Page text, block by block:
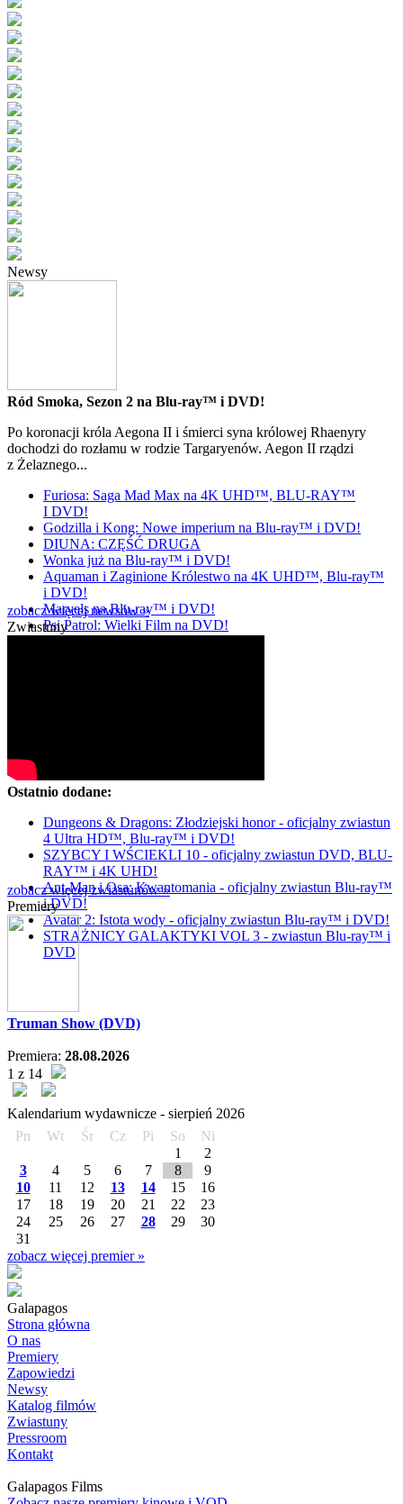
Newsy
Ród Smoka, Sezon 2 na Blu-ray™ i DVD!
Po koronacji króla Aegona II i śmierci syna królowej Rhaenyry
dochodzi do rozłamu w rodzie Targaryenów. Aegon II rządzi
z Żelaznego...
Furiosa: Saga Mad Max na 4K UHD™, BLU-RAY™
I DVD!
Godzilla i Kong: Nowe imperium na Blu-ray™ i DVD!
DIUNA: CZĘŚĆ DRUGA
Wonka już na Blu-ray™ i DVD!
Aquaman i Zaginione Królestwo na 4K UHD™, Blu-ray™
i DVD!
Marvels na Blu-ray™ i DVD!
Psi Patrol: Wielki Film na DVD!
zobacz więcej newsów »
Zwiastuny
Ostatnio dodane:
Dungeons & Dragons: Złodziejski honor - oficjalny zwiastun
4 Ultra HD™, Blu-ray™ i DVD!
SZYBCY I WŚCIEKLI 10 - oficjalny zwiastun DVD, BLU-
RAY™ i 4K UHD!
Ant-Man i Osa: Kwantomania - oficjalny zwiastun Blu-ray™
i DVD!
Avatar 2: Istota wody - oficjalny zwiastun Blu-ray™ i DVD!
STRAŻNICY GALAKTYKI VOL 3 - zwiastun Blu-ray™ i
DVD
zobacz więcej zwiastunów »
Premiery
Truman Show (DVD)
Premiera: 28.08.2026
1 z 14
Kalendarium wydawnicze - sierpień 2026
Pn
Wt Śr Cz Pi So
Ni
1
2
3
4 5 6 7 8
9
10
11 12 13 14 15
16
17
18 19 20 21 22
23
24
25 26 27 28 29
30
31
zobacz więcej premier »
Galapagos
Strona główna
O nas
Premiery
Zapowiedzi
Newsy
Katalog filmów
Zwiastuny
Pressroom
Kontakt
Galapagos Films